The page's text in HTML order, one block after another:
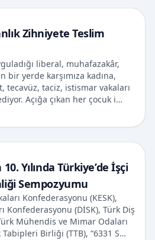
Zihniyete Teslim
liberal, muhafazakâr,
yerde karşımıza kadına,
tecavüz, taciz, istismar vakaları
Açığa çıkan her çocuk i…
10. Yılında Türkiye’de İşçi
Sempozyumu
Konfederasyonu (KESK),
Konfederasyonu (DİSK), Türk Diş
Mühendis ve Mimar Odaları
Birliği (TTB), “6331 S…